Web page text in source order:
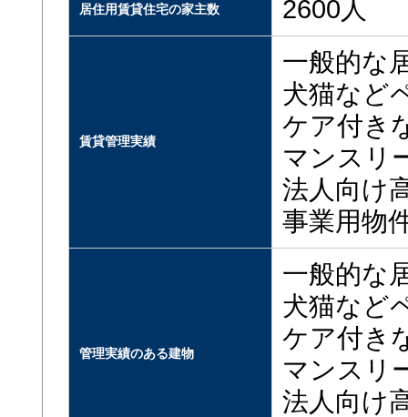
居住用賃貸住宅の家主数 2600人
賃貸管理実績
一般的な
犬猫など
ケア付き
マンスリ
法人向け
事業用物
管理実績のある建物
一般的な
犬猫など
ケア付き
マンスリ
法人向け